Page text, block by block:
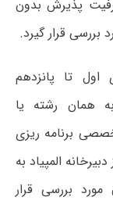
پذیرش بدون
بررسی قرار گیرد.
اول تا پانزدهم
همان رشته یا
برنامه ریزی
المپیاد به
بررسی قرار